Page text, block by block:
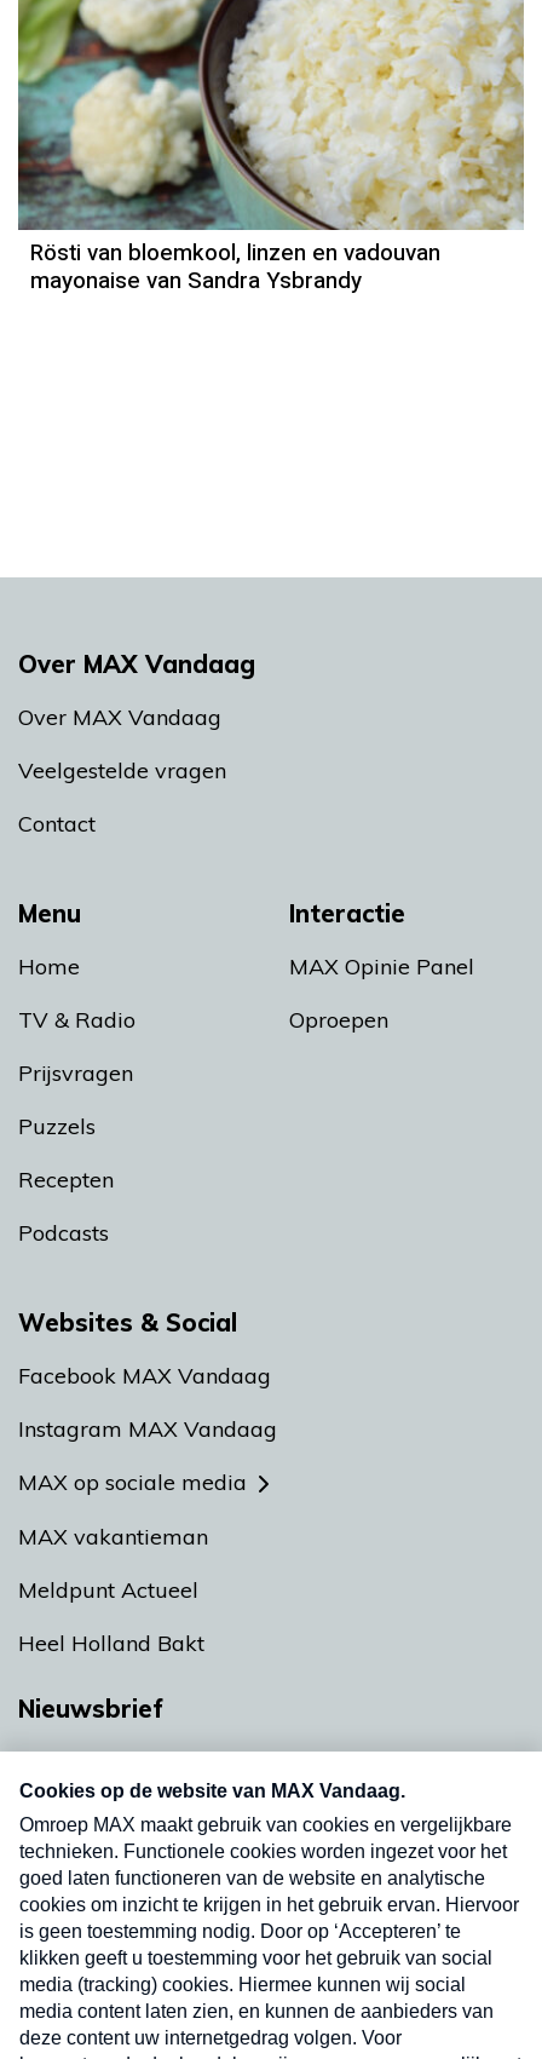
Recept
Sandra Ysbrandy
Rösti van bloemkool, linzen en vadouvan
mayonaise van Sandra Ysbrandy
Menu
Home
TV & Radio
Prijsvragen
Puzzels
Recepten
Podcasts
Interactie
MAX Opinie Panel
Oproepen
Over MAX Vandaag
Over MAX Vandaag
Veelgestelde vragen
Contact
Websites & Social
Facebook MAX Vandaag
Instagram MAX Vandaag
MAX op sociale media
MAX vakantieman
Meldpunt Actueel
Heel Holland Bakt
Nieuwsbrief
nieuwsbrief. Elke vrijdag- en dinsdagochtend in
uw mailbox.
Verzend